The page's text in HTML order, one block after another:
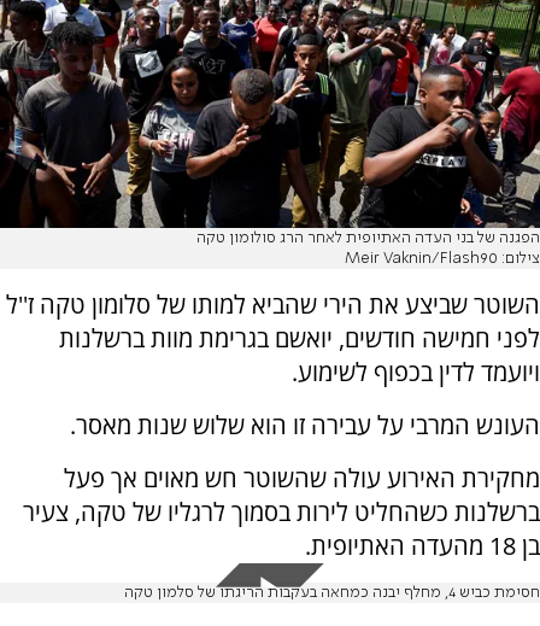
הפגנה של בני העדה האתיופית לאחר הרג סולומון טקה
צילום: Meir Vaknin/Flash90
השוטר שביצע את הירי שהביא למותו של סלומון טקה ז''ל
לפני חמישה חודשים, יואשם בגרימת מוות ברשלנות
ויועמד לדין בכפוף לשימוע.
העונש המרבי על עבירה זו הוא שלוש שנות מאסר.
מחקירת האירוע עולה שהשוטר חש מאוים אך פעל
ברשלנות כשהחליט לירות בסמוך לרגליו של טקה, צעיר
בן 18 מהעדה האתיופית.
חסימת כביש 4, מחלף יבנה כמחאה בעקבות הריגתו של סלמון טקה